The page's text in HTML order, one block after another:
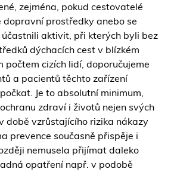
zejména, pokud cestovatelé
dopravní prostředky anebo se
aktivit, při kterých byli bez
dýchacích cest v blízkém
počtem cizích lidí, doporučujeme
a pacientů těchto zařízení
Je to absolutní minimum,
zdraví i životů nejen svých
době vzrůstajícího rizika nákazy
prevence současně přispěje i
nemusela přijímat daleko
opatření např. v podobě